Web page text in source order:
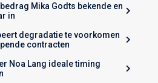
Mika Godts bekende en
in
degradatie te voorkomen
contracten
Noa Lang ideale timing